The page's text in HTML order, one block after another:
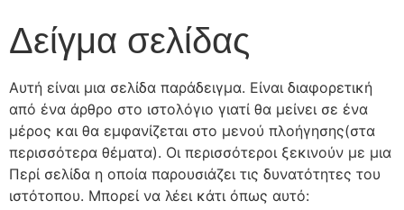
Δείγμα σελίδας
Αυτή είναι μια σελίδα παράδειγμα. Είναι διαφορετική
από ένα άρθρο στο ιστολόγιο γιατί θα μείνει σε ένα
μέρος και θα εμφανίζεται στο μενού πλοήγησης(στα
περισσότερα θέματα). Οι περισσότεροι ξεκινούν με μια
Περί σελίδα η οποία παρουσιάζει τις δυνατότητες του
ιστότοπου. Μπορεί να λέει κάτι όπως αυτό: